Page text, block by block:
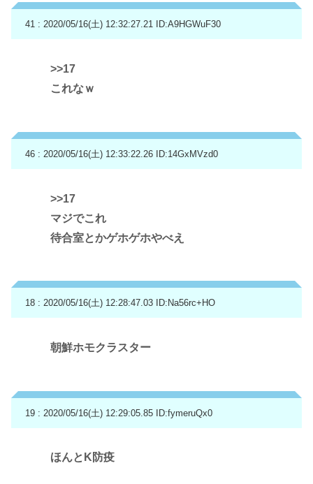
41 : 2020/05/16(土) 12:32:27.21 ID:A9HGWuF30
>>17
これなｗ
46 : 2020/05/16(土) 12:33:22.26 ID:14GxMVzd0
>>17
マジでこれ
待合室とかゲホゲホやべえ
18 : 2020/05/16(土) 12:28:47.03 ID:Na56rc+HO
朝鮮ホモクラスター
19 : 2020/05/16(土) 12:29:05.85 ID:fymeruQx0
ほんとK防疫